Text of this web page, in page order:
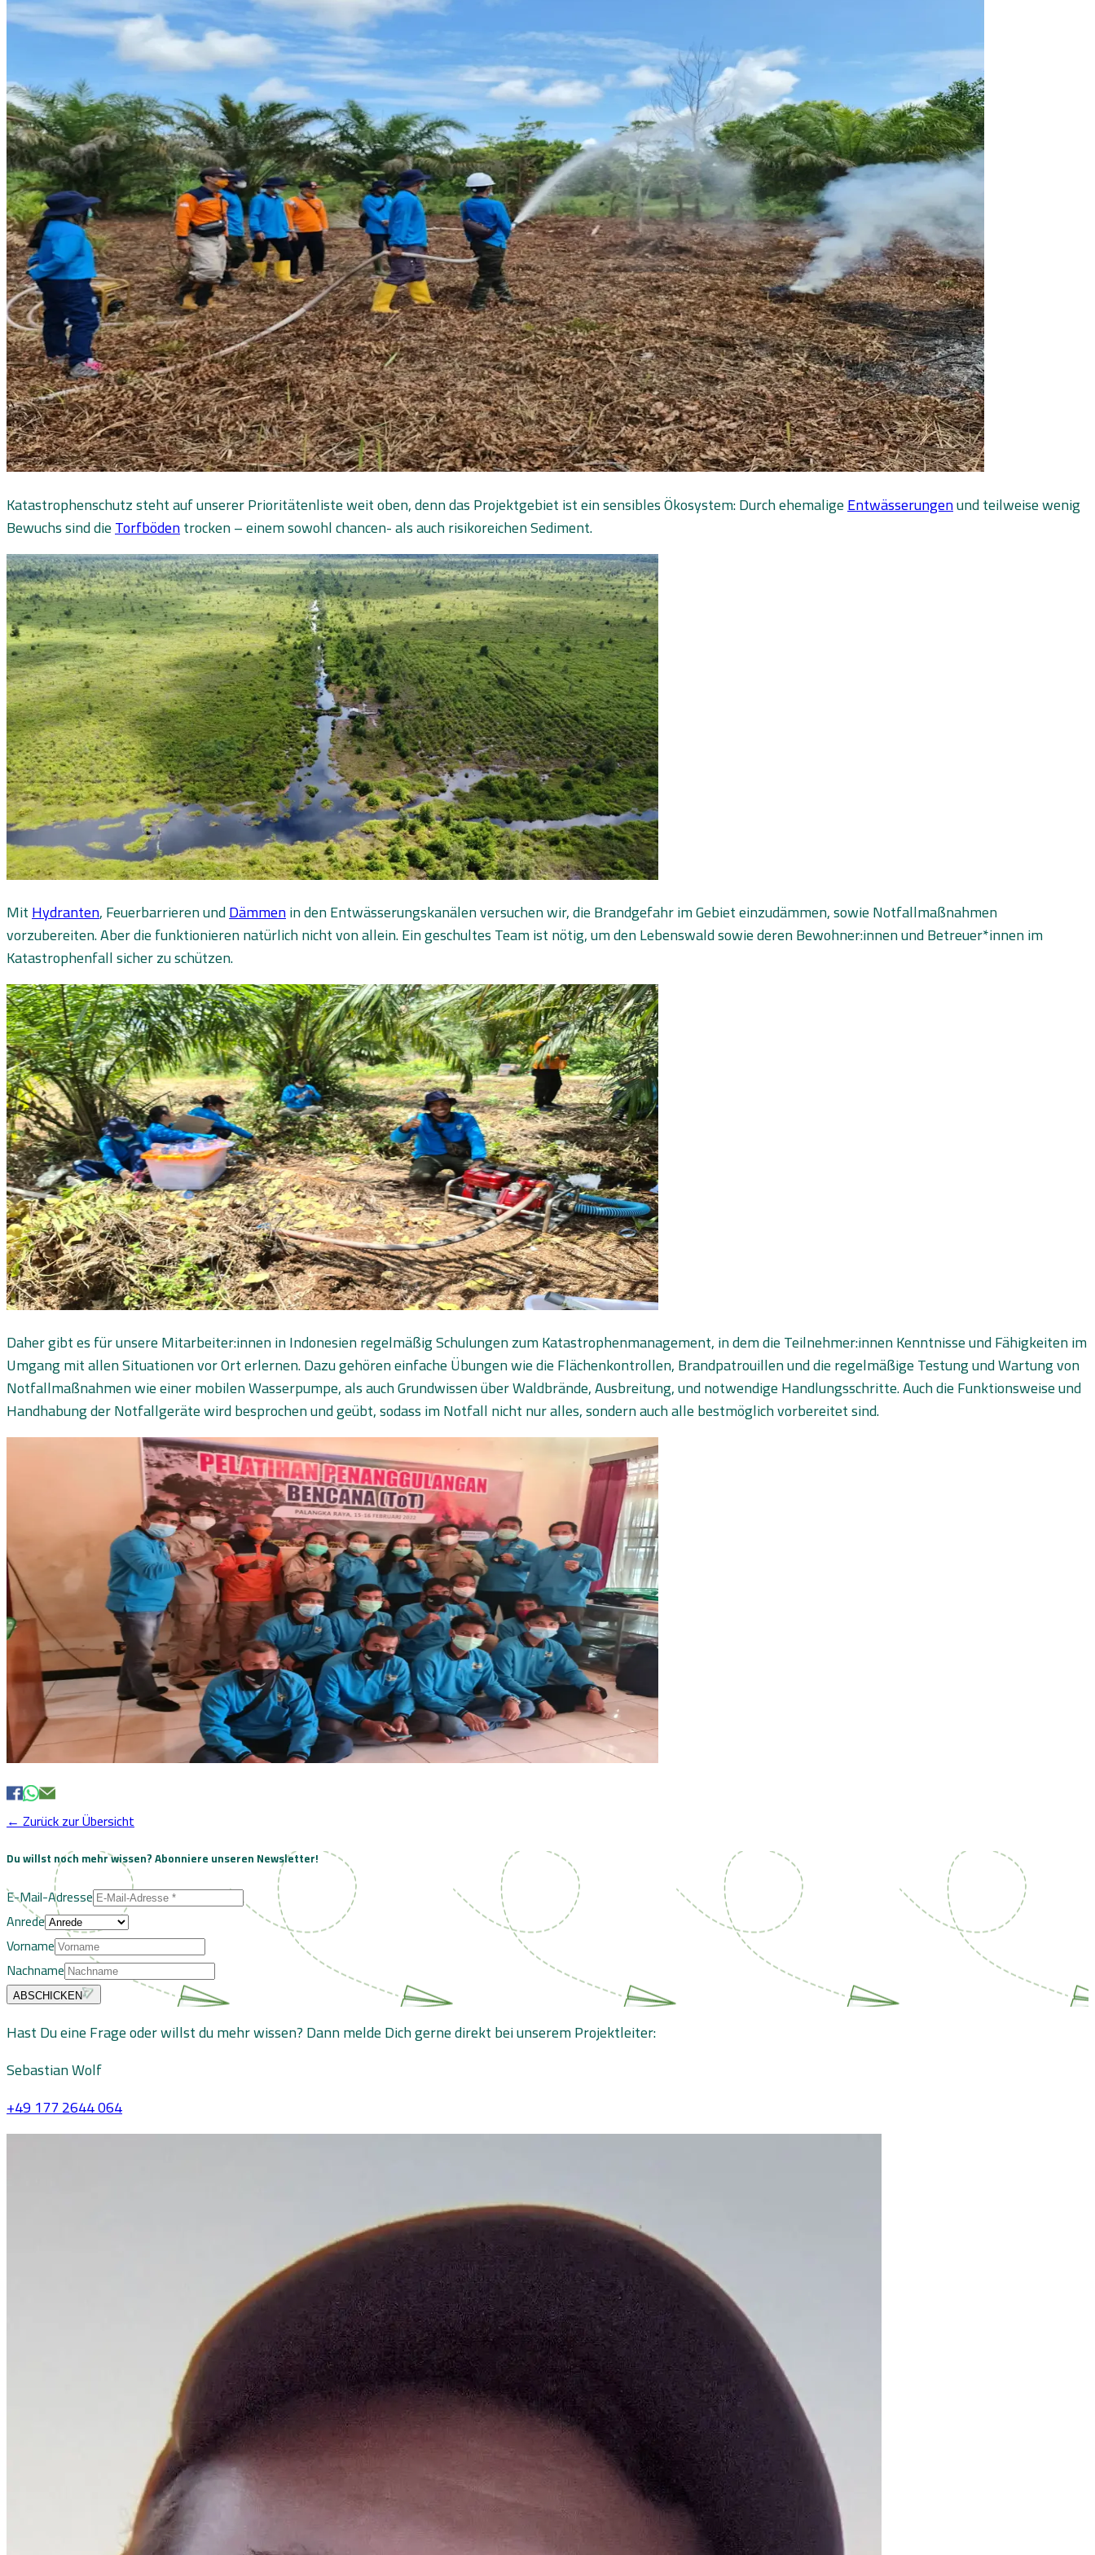
Katastrophenschutz steht auf unserer Prioritätenliste weit oben, denn das Projektgebiet ist ein sensibles Ökosystem: Durch ehemaligeEntwässerungenund teilweise wenig
Bewuchs sind dieTorfbödentrocken – einem sowohl chancen- als auch risikoreichen Sediment.
MitHydranten, Feuerbarrieren undDämmenin den Entwässerungskanälen versuchen wir, die Brandgefahr im Gebiet einzudämmen, sowie Notfallmaßnahmen
vorzubereiten. Aber die funktionieren natürlich nicht von allein. Ein geschultes Team ist nötig, um den Lebenswald sowie deren Bewohner:innen und Betreuer*innen im
Katastrophenfall sicher zu schützen.
Daher gibt es für unsere Mitarbeiter:innen in Indonesien regelmäßig Schulungen zum Katastrophenmanagement, in dem die Teilnehmer:innen Kenntnisse und Fähigkeiten im
Umgang mit allen Situationen vor Ort erlernen. Dazu gehören einfache Übungen wie die Flächenkontrollen, Brandpatrouillen und die regelmäßige Testung und Wartung von
Notfallmaßnahmen wie einer mobilen Wasserpumpe, als auch Grundwissen über Waldbrände, Ausbreitung, und notwendige Handlungsschritte. Auch die Funktionsweise und
Handhabung der Notfallgeräte wird besprochen und geübt, sodass im Notfall nicht nur alles, sondern auch alle bestmöglich vorbereitet sind.
← Zurück zur Übersicht
Du willst noch mehr wissen?Abonniere unseren Newsletter!
E-Mail-Adresse
Anrede
Vorname
Nachname
ABSCHICKEN
Hast Du eine Frage oder willst du mehr wissen? Dann melde Dich gerne direkt bei unserem Projektleiter:
Sebastian Wolf
+49 177 2644 064